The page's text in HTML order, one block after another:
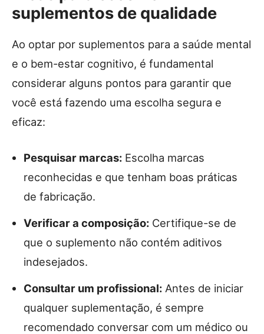
suplementos de qualidade
Ao optar por suplementos para a saúde mental
e o bem-estar cognitivo, é fundamental
considerar alguns pontos para garantir que
você está fazendo uma escolha segura e
eficaz:
Pesquisar marcas: Escolha marcas
reconhecidas e que tenham boas práticas
de fabricação.
Verificar a composição: Certifique-se de
que o suplemento não contém aditivos
indesejados.
Consultar um profissional: Antes de iniciar
qualquer suplementação, é sempre
recomendado conversar com um médico ou